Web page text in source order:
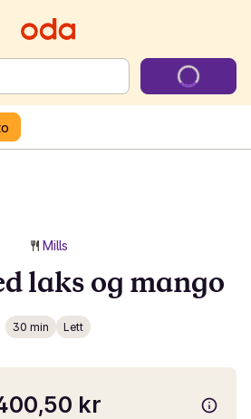
Mills
laks og mango
30 min Lett
kr